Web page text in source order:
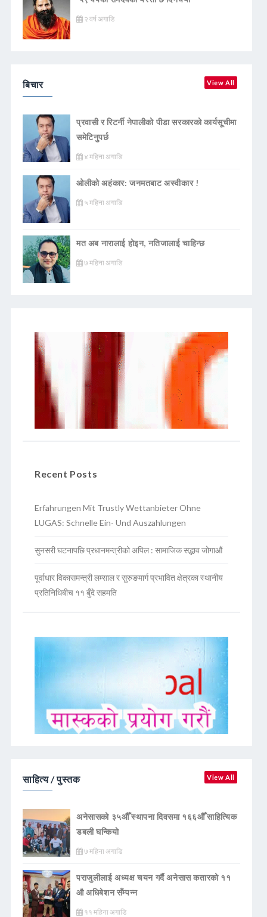
२ वर्ष अगाडि
बिचार View All
प्रवासी र रिटर्नी नेपालीको पीडा सरकारको कार्यसूचीमा
समेटिनुपर्छ
४ महिना अगाडि
ओलीको अहंकार: जनमतबाट अस्वीकार !
५ महिना अगाडि
मत अब नारालाई होइन, नतिजालाई चाहिन्छ
७ महिना अगाडि
Recent Posts
Erfahrungen Mit Trustly Wettanbieter Ohne
LUGAS: Schnelle Ein- Und Auszahlungen
सुनसरी घटनापछि प्रधानमन्त्रीको अपिल : सामाजिक सद्भाव जोगाऔं
पूर्वाधार विकासमन्त्री लम्साल र सुरुङमार्ग प्रभावित क्षेत्रका स्थानीय
प्रतिनिधिबीच ११ बुँदे सहमति
साहित्य / पुस्तक View All
अनेसासको ३५औँ स्थापना दिवसमा १६६औँ साहित्यिक
डबली घन्कियाे
७ महिना अगाडि
पराजुलीलाई अध्यक्ष चयन गर्दै अनेसास कतारको ११
औ अधिबेशन सँम्पन्न
११ महिना अगाडि